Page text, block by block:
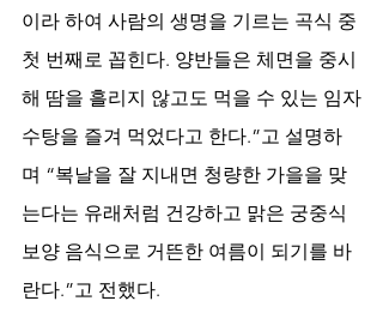
이라 하여 사람의 생명을 기르는 곡식 중
첫 번째로 꼽힌다. 양반들은 체면을 중시
해 땀을 흘리지 않고도 먹을 수 있는 임자
수탕을 즐겨 먹었다고 한다.”고 설명하
며 “복날을 잘 지내면 청량한 가을을 맞
는다는 유래처럼 건강하고 맑은 궁중식
보양 음식으로 거뜬한 여름이 되기를 바
란다.”고 전했다.